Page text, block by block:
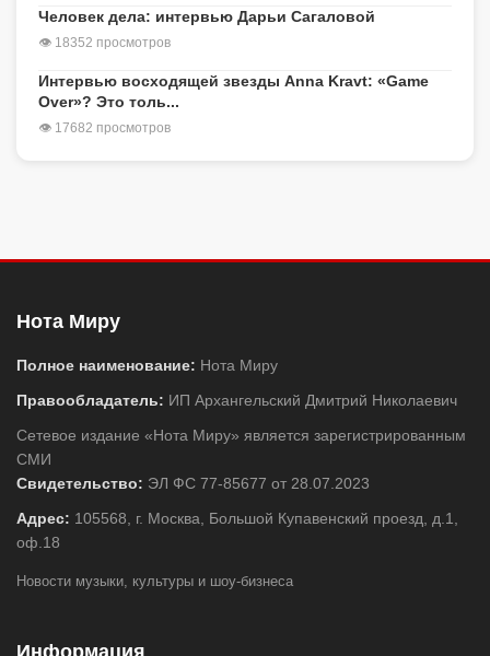
Человек дела: интервью Дарьи Сагаловой
👁 18352 просмотров
Интервью восходящей звезды Anna Kravt: «Game
Over»? Это толь...
👁 17682 просмотров
Нота Миру
Полное наименование: Нота Миру
Правообладатель: ИП Архангельский Дмитрий Николаевич
Сетевое издание «Нота Миру» является зарегистрированным
СМИ
Свидетельство: ЭЛ ФС 77-85677 от 28.07.2023
Адрес: 105568, г. Москва, Большой Купавенский проезд, д.1,
оф.18
Новости музыки, культуры и шоу-бизнеса
Информация